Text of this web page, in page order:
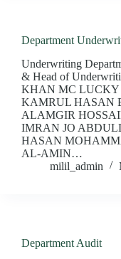
Department
Underwriting
& Head of
KHAN MC LUCKY
KAMRUL HASAN
ALAMGIR
IMRAN JO
HASAN
AL-AMIN…
milil_admin
Department Audit